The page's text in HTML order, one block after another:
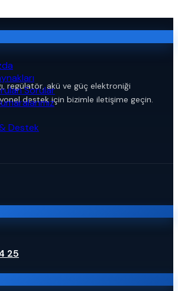
regülatör, akü ve güç elektroniği
destek için bizimle iletişime geçin.
25
Sorular
Destek